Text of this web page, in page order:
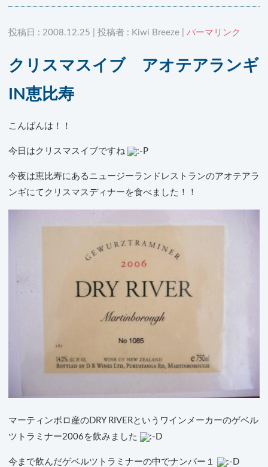
投稿日 : 2008.12.25 | 投稿者 : Kiwi Breeze | パーマリンク
クリスマスイブ アオテアランギ
IN恵比寿
こんばんは！！
今日はクリスマスイブですね
今夜は恵比寿にあるニュージーランドレストランのアオテアラ
ンギにてクリスマスディナーを食べました！！
マーティンボロ産のDRY RIVERというワインメーカーのゲベル
ツトラミナー2006を飲みました
今まで飲んだゲベルツトラミナーの中でナンバー１